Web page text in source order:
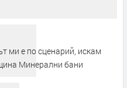
ми е по сценарий, искам
Минерални бани